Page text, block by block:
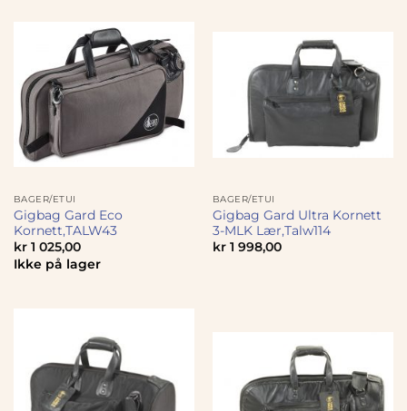
BAGER/ETUI
Gigbag Gard Eco
Kornett,TALW43
kr1 025,00
Ikke på lager
BAGER/ETUI
Gigbag Gard Ultra Kornett
3-MLK Lær,Talw114
kr1 998,00